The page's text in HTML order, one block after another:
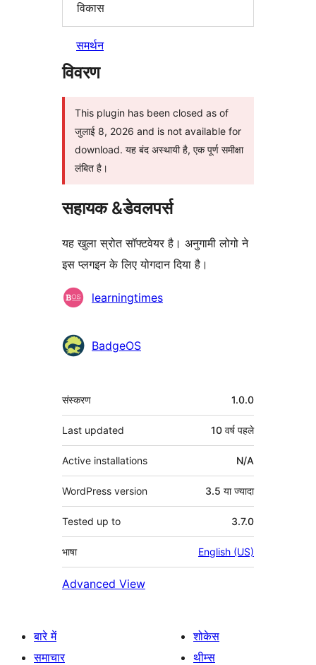
विकास
समर्थन
विवरण
This plugin has been closed as of
जुलाई 8, 2026 and is not available for
download. यह बंद अस्थायी है, एक पूर्ण समीक्षा
लंबित है।
सहायक &डेवलपर्स
यह खुला स्रोत सॉफ्टवेयर है। अनुगामी लोगो ने
इस प्लगइन के लिए योगदान दिया है।
योगदानकर्ताlearningtimes
BadgeOS
मेटा
संस्करण 1.0.0
Last updated 10 वर्ष पहले
Active installations N/A
WordPress version 3.5 या ज्यादा
Tested up to 3.7.0
भाषा English (US)
Advanced View
बारे में
समाचार
शोकेस
थीम्स